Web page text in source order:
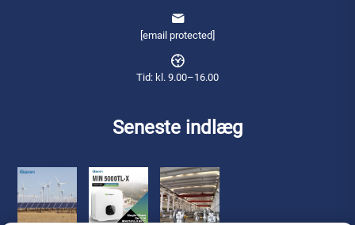
[email protected]
Tid: kl. 9.00–16.00
Seneste indlæg